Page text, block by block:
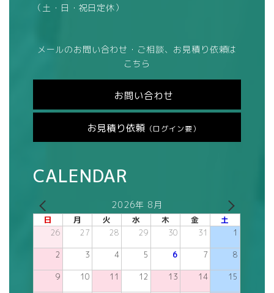
（土・日・祝日定休）
メールのお問い合わせ・ご相談、お見積り依頼は
こちら
お問い合わせ
お見積り依頼 （ログイン要）
CALENDAR
2026年 8月
日 月 火 水 木 金 土
26 27 28 29 30 31 1
2 3 4 5 6 7 8
9 10 11 12 13 14 15